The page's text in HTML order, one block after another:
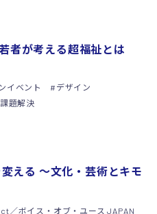
者が考える超福祉とは
イベント
デザイン
題解決
える 〜文化・芸術とキモ
／ボイス・オブ・ユース JAPAN